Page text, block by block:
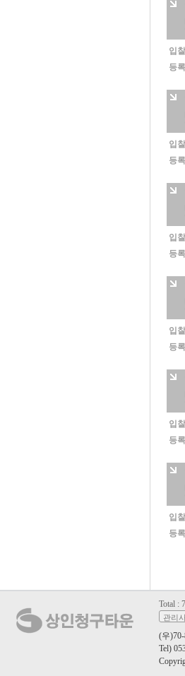
입
등
입
등
입
등
입
등
입
등
입
등
Total :
관리
(우
Tel)